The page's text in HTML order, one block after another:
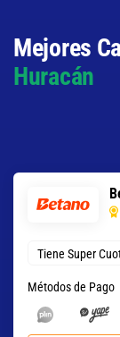
Mejores
Huracán
Tiene Super
Métodos de Pago